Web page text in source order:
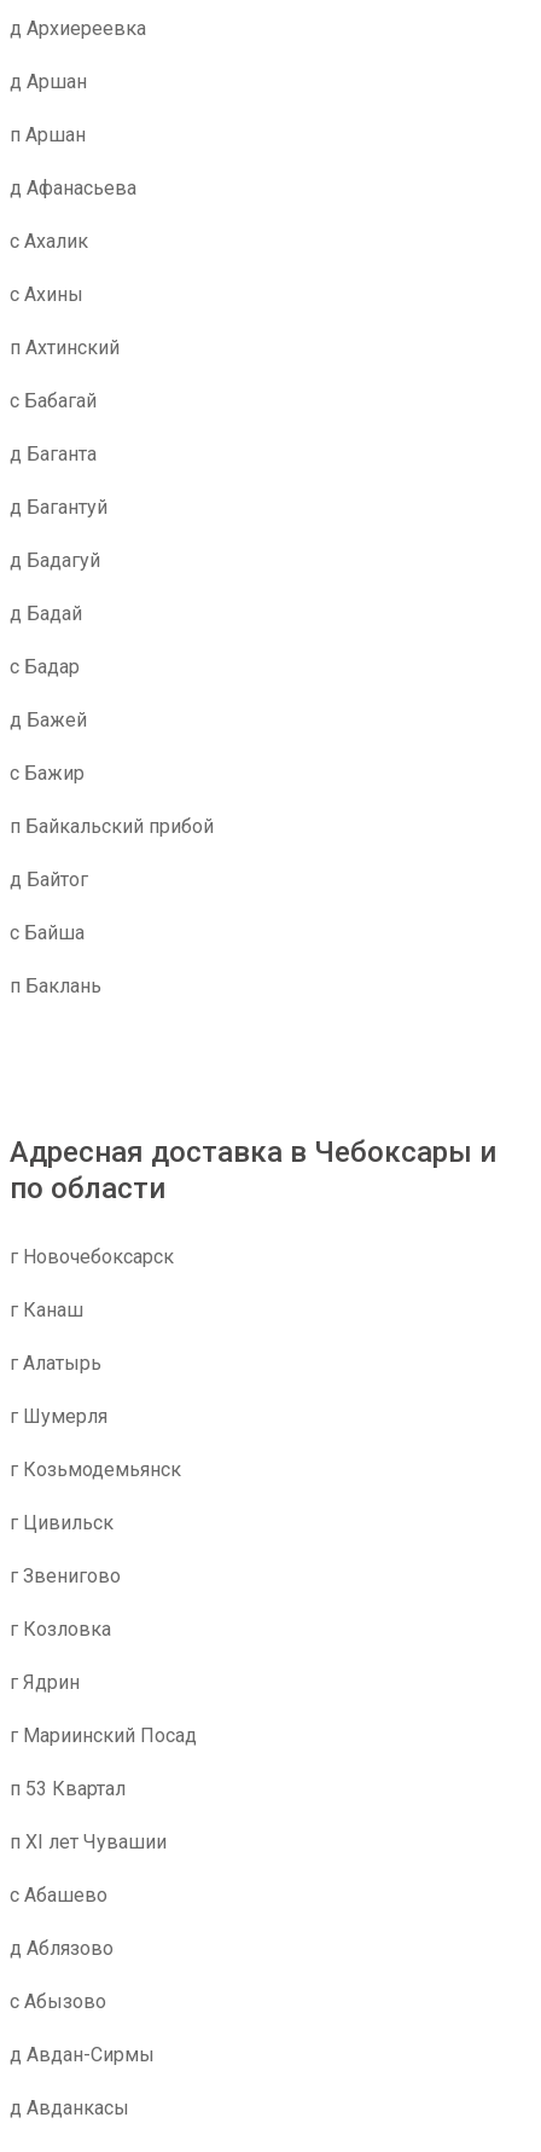
д Архиереевка
д Аршан
п Аршан
д Афанасьева
с Ахалик
с Ахины
п Ахтинский
с Бабагай
д Баганта
д Багантуй
д Бадагуй
д Бадай
с Бадар
д Бажей
с Бажир
п Байкальский прибой
д Байтог
с Байша
п Баклань
Адресная доставка в Чебоксары и
по области
г Новочебоксарск
г Канаш
г Алатырь
г Шумерля
г Козьмодемьянск
г Цивильск
г Звенигово
г Козловка
г Ядрин
г Мариинский Посад
п 53 Квартал
п XI лет Чувашии
с Абашево
д Аблязово
с Абызово
д Авдан-Сирмы
д Авданкасы